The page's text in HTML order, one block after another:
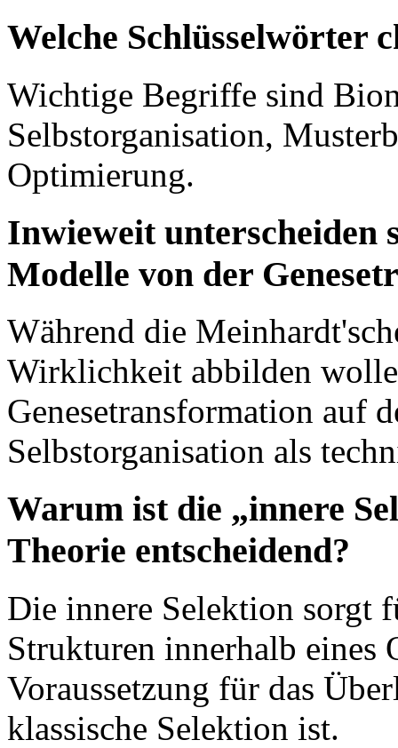
Welche Schlüsselwörter
Wichtige Begriffe sind
Selbstorganisation,
Optimierung.
Inwieweit unterscheiden
Modelle von der
Während die
Wirklichkeit abbilden
Genesetransformation auf
Selbstorganisation als
Warum ist die „innere
Theorie entscheidend?
Die innere Selektion sorgt
Strukturen innerhalb eines
Voraussetzung für das
klassische Selektion ist.